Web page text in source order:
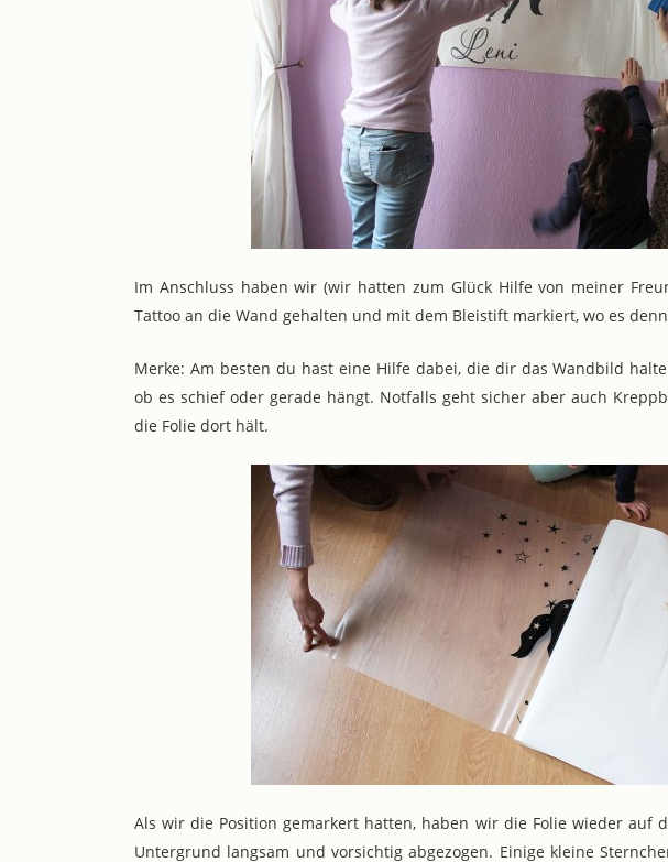
Im Anschluss haben wir (wir hatten zum Glück Hilfe von meiner
Tattoo an die Wand gehalten und mit dem Bleistift markiert, wo es
Merke: Am besten du hast eine Hilfe dabei, die dir das Wandbild
ob es schief oder gerade hängt. Notfalls geht sicher aber auch
die Folie dort hält.
Als wir die Position gemarkert hatten, haben wir die Folie wieder auf
Untergrund langsam und vorsichtig abgezogen. Einige kleine